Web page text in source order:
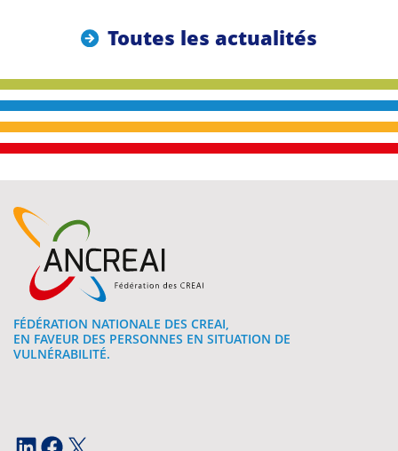
Toutes les actualités
FÉDÉRATION NATIONALE DES CREAI,
EN FAVEUR DES PERSONNES EN SITUATION DE
VULNÉRABILITÉ.
LinkedIn Facebook X